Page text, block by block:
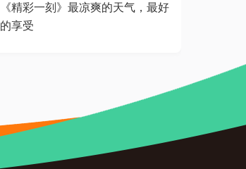
《精彩一刻》最凉爽的天气，最好
的享受